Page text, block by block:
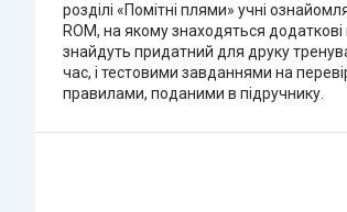
розділі «Помітні плями» учні
ROM, на якому знаходяться
знайдуть придатний для друку
час, і тестовими завданнями на
правилами, поданими в підручнику.